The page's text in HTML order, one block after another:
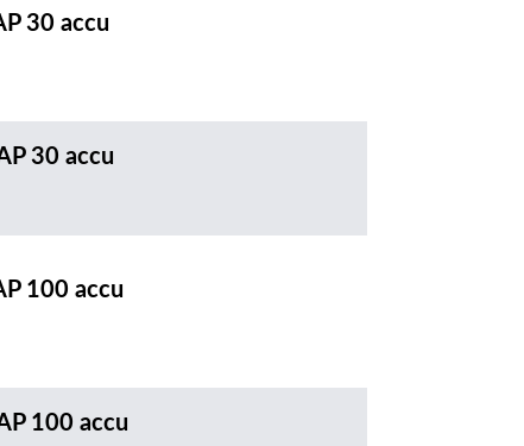
30 accu
30 accu
100 accu
100 accu